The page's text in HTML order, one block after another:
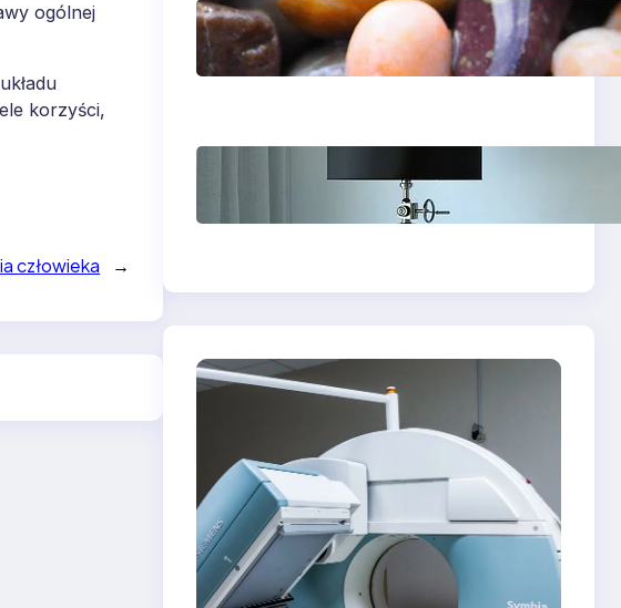
ogólnej
korzyści,
człowieka →
Ile kosztuje aparat
ortodontyczny —
przewodnik po
psychodynamiczna
w Bydgoszczy — jak
gabinet